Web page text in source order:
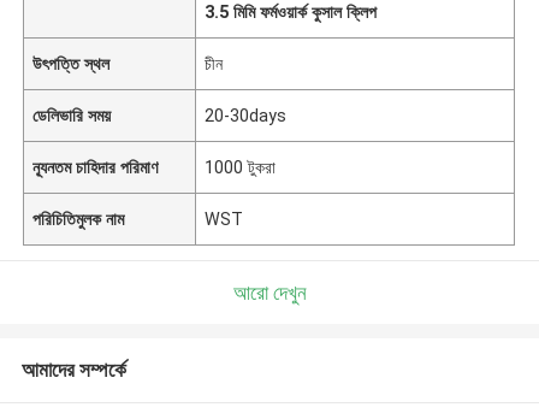
3.5 মিমি ফর্মওয়ার্ক কুসাল ক্লিপ
উৎপত্তি স্থল চীন
ডেলিভারি সময় 20-30days
ন্যূনতম চাহিদার পরিমাণ 1000 টুকরা
পরিচিতিমুলক নাম WST
আরো দেখুন
আমাদের সম্পর্কে